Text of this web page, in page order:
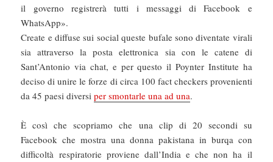
il governo registrerà tutti i messaggi di Facebook e
WhatsApp».
Create e diffuse sui social queste bufale sono diventate virali
sia attraverso la posta elettronica sia con le catene di
Sant’Antonio via chat, e per questo il Poynter Institute ha
deciso di unire le forze di circa 100 fact checkers provenienti
da 45 paesi diversiper smontarle una ad una.
È così che scopriamo che una clip di 20 secondi su
Facebook che mostra una donna pakistana in burqa con
difficoltà respiratorie proviene dall’India e che non ha il